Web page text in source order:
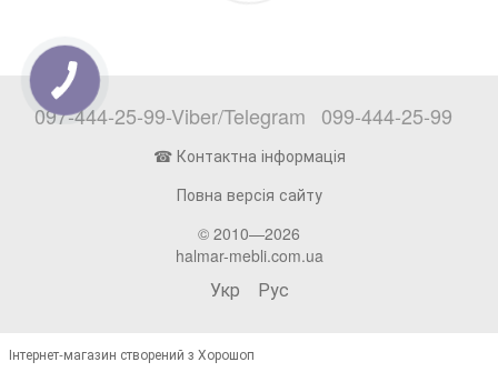
097-444-25-99-Viber/Telegram 099-444-25-99
☎ Контактна інформація
Повна версія сайту
© 2010—2026
halmar-mebli.com.ua
Укр Рус
Інтернет-магазин створений з Хорошоп